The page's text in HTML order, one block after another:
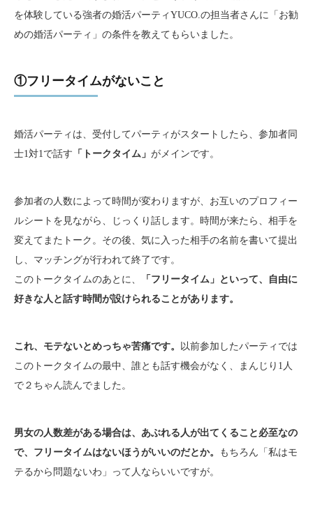
を体験している強者の婚活パーティYUCO.の担当者さんに「お勧
めの婚活パーティ」の条件を教えてもらいました。
①フリータイムがないこと
婚活パーティは、受付してパーティがスタートしたら、参加者同
士1対1で話す 「トークタイム」 がメインです。
参加者の人数によって時間が変わりますが、お互いのプロフィー
ルシートを見ながら、じっくり話します。時間が来たら、相手を
変えてまたトーク。その後、気に入った相手の名前を書いて提出
し、マッチングが行われて終了です。
このトークタイムのあとに、
「フリータイム」といって、自由に
好きな人と話す時間が設けられることがあります。
これ、モテないとめっちゃ苦痛です。
以前参加したパーティでは
このトークタイムの最中、誰とも話す機会がなく、まんじり1人
で２ちゃん読んでました。
男女の人数差がある場合は、あぶれる人が出てくること必至なの
で、フリータイムはないほうがいいのだとか。
もちろん「私はモ
テるから問題ないわ」って人ならいいですが。